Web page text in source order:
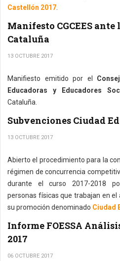
Castellón 2017
Manifesto CGCEES
Cataluña
13 OCTUBRE 2017
Manifiesto emitido por el
Educadoras y Educadores
Cataluña.
Subvenciones Ciudad
13 OCTUBRE 2017
Abierto el procedimiento para la
régimen de concurrencia
durante el curso 2017-2018
personas físicas que trabajan en
su promoción denominado Ciudad
Informe FOESSA
2017
06 OCTUBRE 2017